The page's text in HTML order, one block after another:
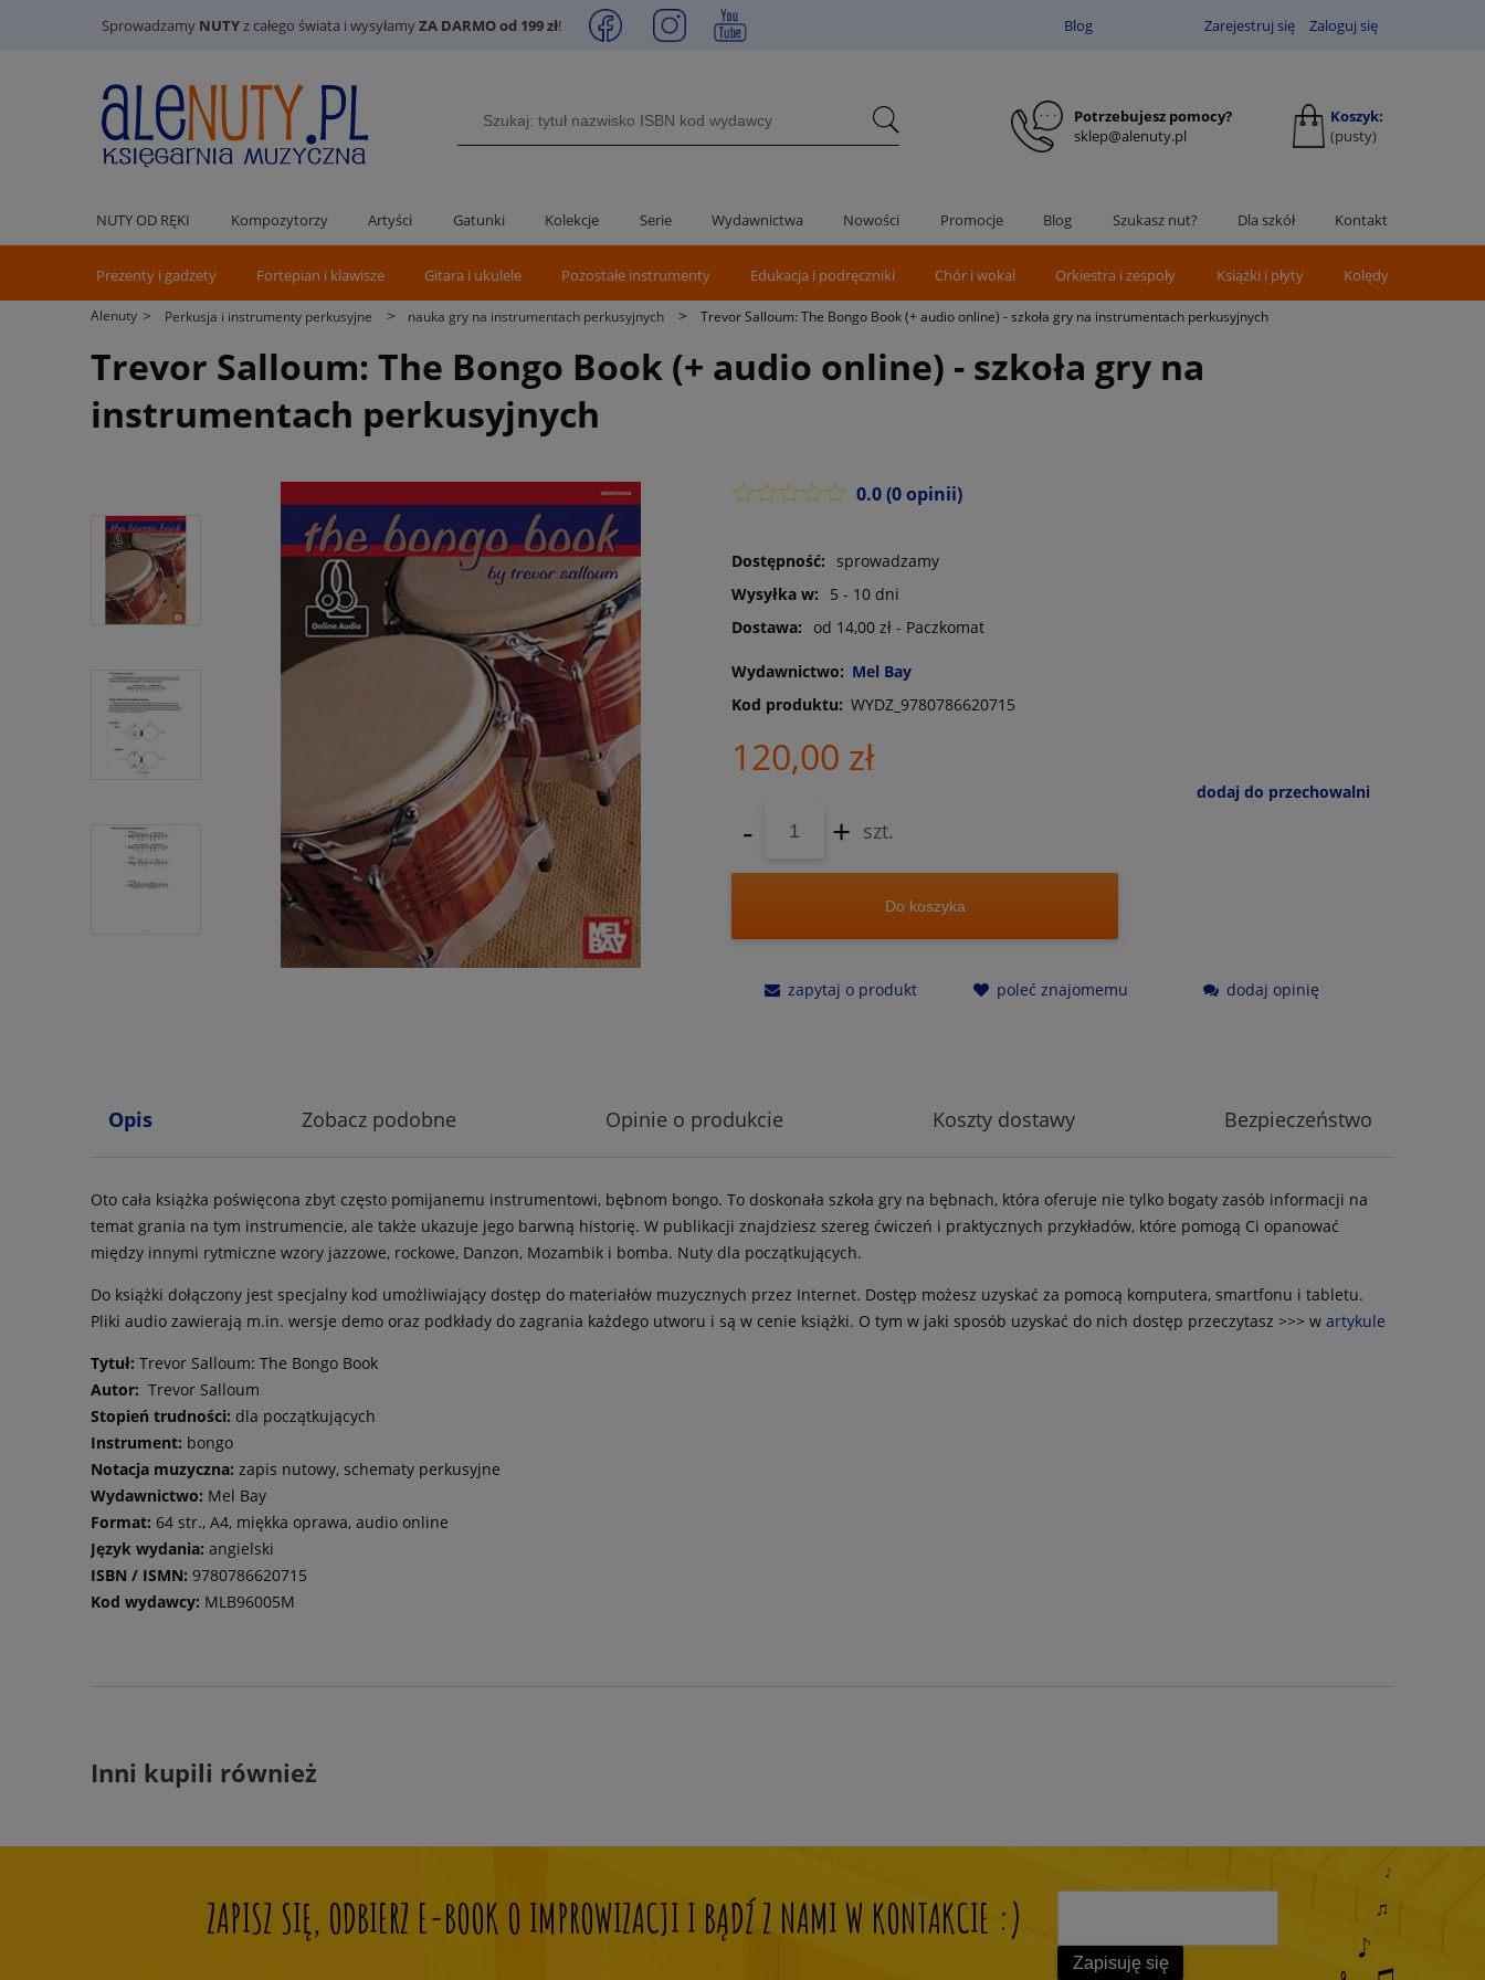
Sprowadzamy NUTYz całego świata i wysyłamyZA DARMO od 199 zł! Blog Zarejestruj się Zaloguj się
Potrzebujesz pomocy?
sklep@alenuty.pl
Koszyk:
(pusty)
NUTY OD RĘKI Kompozytorzy Artyści Gatunki Kolekcje Serie Wydawnictwa Nowości Promocje Blog Szukasz nut? Dla szkół Kontakt
Prezenty i gadżety Fortepian i klawisze Gitara i ukulele Pozostałe instrumenty Edukacja i podręczniki Chór i wokal Orkiestra i zespoły Książki i płyty Kolędy
Alenuty > Perkusja i instrumenty perkusyjne > nauka gry na instrumentach perkusyjnych > Trevor Salloum: The Bongo Book (+ audio online) - szkoła gry na instrumentach perkusyjnych
Trevor Salloum: The Bongo Book (+ audio online) - szkoła gry na
instrumentach perkusyjnych
0.0(0 opinii)
Dostępność:
sprowadzamy
Wysyłka w:
5 - 10 dni
Dostawa:
od 14,00 zł - Paczkomat
Wydawnictwo: Mel Bay
Kod produktu: WYDZ_9780786620715
120,00 zł
dodaj do przechowalni
- + szt.
Do koszyka
zapytaj o produkt poleć znajomemu dodaj opinię
Opis Zobacz podobne Opinie o produkcie Koszty dostawy Bezpieczeństwo
Oto cała książka poświęcona zbyt często pomijanemu instrumentowi, bębnom bongo. To doskonała szkoła gry na bębnach, która oferuje nie tylko bogaty zasób informacji na
temat grania na tym instrumencie, ale także ukazuje jego barwną historię. W publikacji znajdziesz szereg ćwiczeń i praktycznych przykładów, które pomogą Ci opanować
między innymi rytmiczne wzory jazzowe, rockowe, Danzon, Mozambik i bomba. Nuty dla początkujących.
Do książki dołączony jest specjalny kod umożliwiający dostęp do materiałów muzycznych przez Internet. Dostęp możesz uzyskać za pomocą komputera, smartfonu i tabletu.
Pliki audio zawierają m.in. wersje demo oraz podkłady do zagrania każdego utworu i są w cenie książki. O tym w jaki sposób uzyskać do nich dostęp przeczytasz >>> w artykule
Tytuł: Trevor Salloum: The Bongo Book
Autor: Trevor Salloum
Stopień trudności: dla początkujących
Instrument: bongo
Notacja muzyczna: zapis nutowy, schematy perkusyjne
Wydawnictwo: Mel Bay
Format: 64 str., A4, miękka oprawa, audio online
Język wydania: angielski
ISBN / ISMN: 9780786620715
Kod wydawcy: MLB96005M
Inni kupili również
ZAPISZ SIĘ, ODBIERZ E-BOOK O IMPROWIZACJI I BĄDŹ Z NAMI W KONTAKCIE :)
Zapisuję się